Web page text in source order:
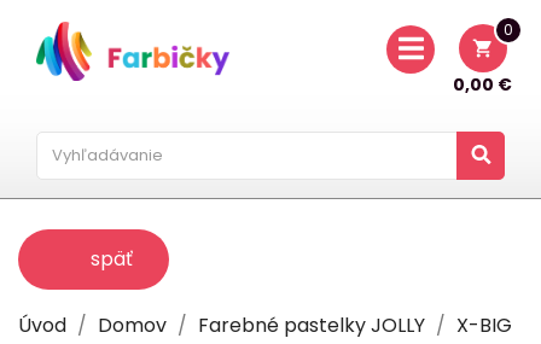
shopping_cart
0
0,00 €
späť
Úvod Domov Farebné pastelky JOLLY X-BIG